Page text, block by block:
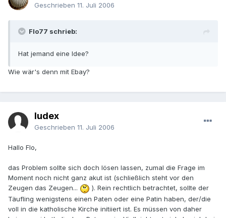
Geschrieben 11. Juli 2006
Flo77 schrieb:
Hat jemand eine Idee?
Wie wär's denn mit Ebay?
Iudex
Geschrieben 11. Juli 2006
Hallo Flo,
das Problem sollte sich doch lösen lassen, zumal die Frage im
Moment noch nicht ganz akut ist (schließlich steht vor den
Zeugen das Zeugen...
). Rein rechtlich betrachtet, sollte der
Täufling wenigstens einen Paten oder eine Patin haben, der/die
voll in die katholische Kirche initiiert ist. Es müssen von daher